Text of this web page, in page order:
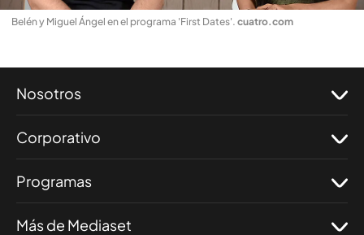
Belén y Miguel Ángel en el programa 'First Dates'. cuatro.com
Nosotros
Corporativo
Programas
Más de Mediaset